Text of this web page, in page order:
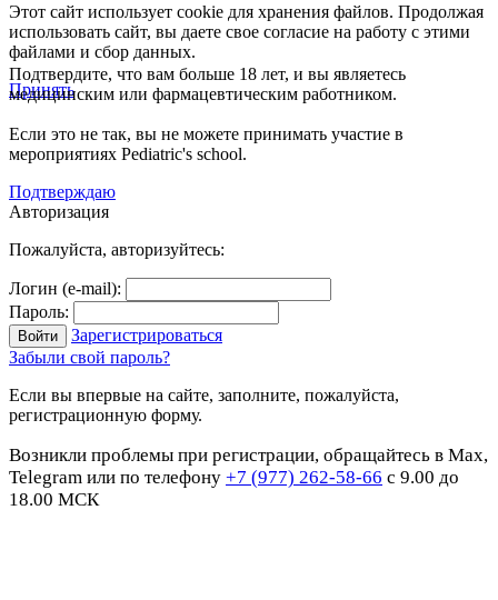
Этот сайт использует cookie для хранения файлов. Продолжая
использовать сайт, вы даете свое согласие на работу с этими
файлами и сбор данных.
Принять
Подтвердите, что вам больше 18 лет, и вы являетесь
медицинским или фармацевтическим работником.
Если это не так, вы не можете принимать участие в
мероприятиях Pediatric's school.
Подтверждаю
Авторизация
Пожалуйста, авторизуйтесь:
Логин (e-mail):
Пароль:
Зарегистрироваться
Забыли свой пароль?
Если вы впервые на сайте, заполните, пожалуйста,
регистрационную форму.
Возникли проблемы при регистрации, обращайтесь в Max,
Telegram или по телефону +7 (977) 262-58-66 с 9.00 до
18.00 МСК